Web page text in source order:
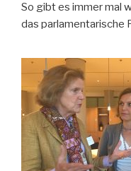
So gibt es immer mal
das parlamentarische